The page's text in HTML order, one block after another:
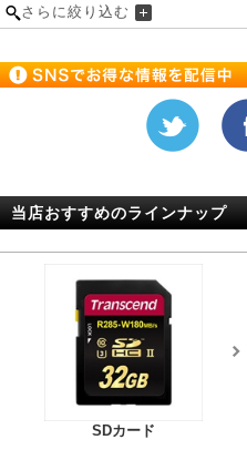
さらに絞り込む
当店おすすめのラインナップ
SDカード